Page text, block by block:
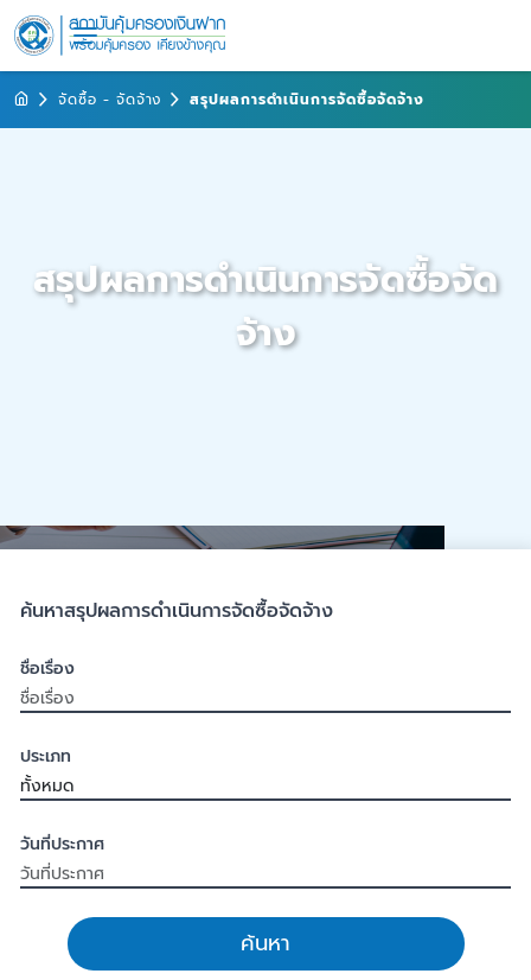
จัดซื้อ - จัดจ้าง สรุปผลการดำเนินการจัดซื้อจัดจ้าง
สรุปผลการดำเนินการจัดซื้อจัด
จ้าง
ค้นหาสรุปผลการดำเนินการจัดซื้อจัดจ้าง
ชื่อเรื่อง
ประเภท
วันที่ประกาศ
ค้นหา